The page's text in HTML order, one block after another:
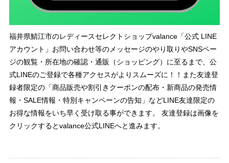
福井県鯖江市のレディースセレクトショップvalance「公式 LINE
アカウント」お問い合わせ等のメッセージのやり取りやSNSペー
ジの観覧・所在地の確認・通販（ショッピング）に至るまで、公
式LINEのご登録で各種アクセスがよりスムーズに！！また友達登
録者限定の「商品販売や割引きクーポンの配布・新商品の発売情
報・SALE情報・特別キャンペーンの告知」などLINE友達限定の
お得な情報をいち早く受け取る事ができます。 友達登録は画像を
クリックするとvalance公式LINEへと進みます。